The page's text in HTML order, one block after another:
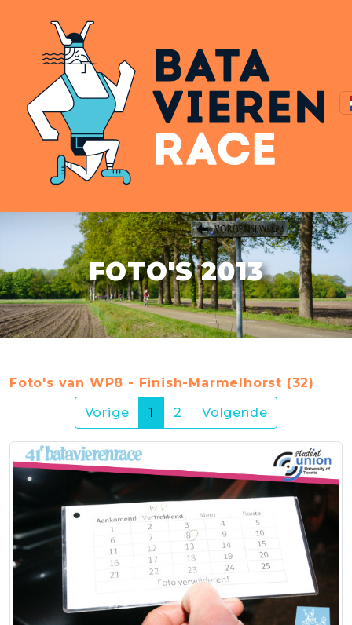
FOTO'S 2013
Foto's van WP8 - Finish-Marmelhorst (32)
Vorige
1 (current)
2 Volgende